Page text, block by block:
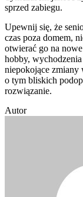
sprzed zabiegu.
Upewnij się, że
czas poza domem,
otwierać go na
hobby,
niepokojące zmiany
o tym bliskich
rozwiązanie.
Autor